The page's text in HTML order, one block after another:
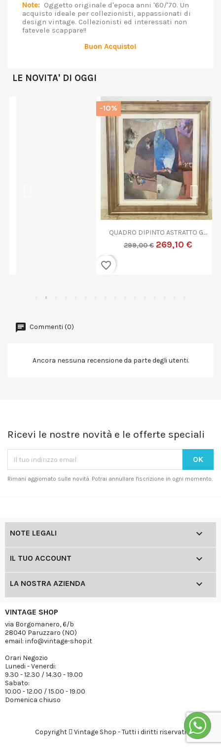
Note: Oggetto originale d'epoca anni '60/'70. Un
acquisto ideale per collezionisti, appassionati di
design vintage. Collezionisti ed interessati non
fatevele scappare!!
Buon Acquisto!
LE NOVITA' DI OGGI
QUADRO DIPINTO ASTRATTO G....
269,10 €
Commenti (0)
Ancora nessuna recensione da parte degli utenti.
Ricevi le nostre novità e le offerte speciali
Rimani aggiornato sulle novità. Potrai annullare l'iscrizione in ogni momento.
NOTE LEGALI 
IL TUO ACCOUNT 
LA NOSTRA AZIENDA 
VINTAGE SHOP
via Borgomanero, 6/b
28040 Paruzzaro (NO)
email: info@vintage-shop.it
Orari Negozio
Lunedi - Venerdi:
9.30 - 12.30 / 14.30 - 19.00
Sabato:
10.00 - 12.00 / 15.00 - 19.00
Domenica chiuso
Copyright Vintage Shop - Tutti i diritti riservati